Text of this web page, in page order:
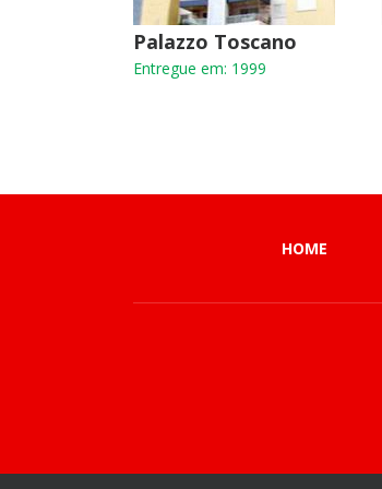
Palazzo Toscano
Entregue em: 1999
HOME